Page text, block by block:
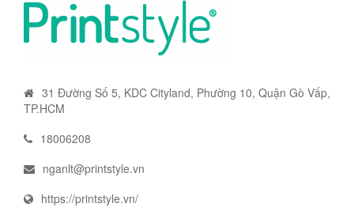
31 Đường Số 5, KDC Cityland, Phường 10, Quận Gò Vấp,
TP.HCM
18006208
nganlt@printstyle.vn
https://printstyle.vn/